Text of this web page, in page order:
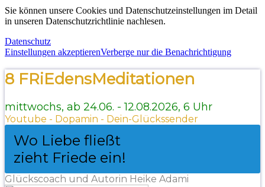
Sie können unsere Cookies und Datenschutzeinstellungen im Detail
in unseren Datenschutzrichtlinie nachlesen.
Datenschutz
Einstellungen akzeptierenVerberge nur die Benachrichtigung
8 FRiEdensMeditationen
mittwochs, ab 24.06. - 12.08.2026, 6 Uhr
Youtube - Dopamin - Dein-Glückssender
Wo Liebe fließt
zieht Friede ein!
Glückscoach und Autorin Heike Adami